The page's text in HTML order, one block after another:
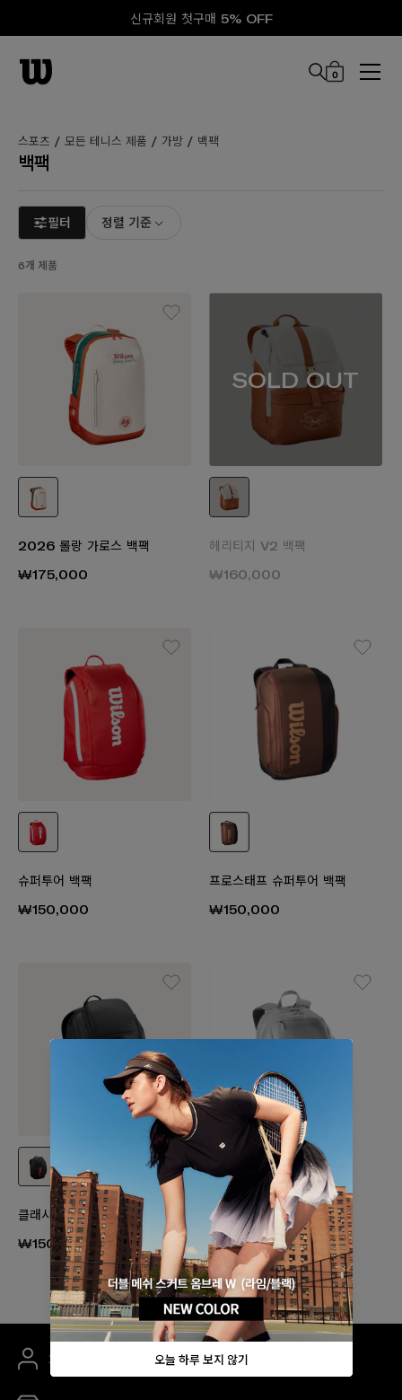
신규회원 첫구매 5% OFF
0
스포츠 / 모든 테니스 제품 / 가방 / 백팩
백팩
필터 정렬 기준
6개 제품
2026 롤랑 가로스 백팩
₩175,000
SOLD OUT
헤리티지 V2 백팩
₩160,000
슈퍼투어 백팩
₩150,000
프로스태프 슈퍼투어 백팩
₩150,000
클래시 슈퍼투어 백팩
₩150,000
쉬프트 슈퍼투어 백팩
₩150,000
회원 가입 시 5% 할인 쿠폰 증정